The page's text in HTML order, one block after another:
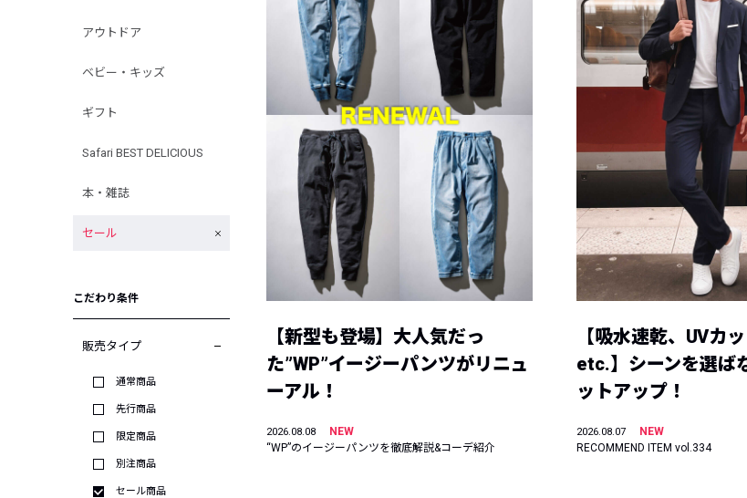
アウトドア
ベビー・キッズ
ギフト
Safari BEST DELICIOUS
本・雑誌
セール
こだわり条件
販売タイプ
通常商品
先行商品
限定商品
別注商品
セール商品
【新型も登場】大人気だっ
た”WP”イージーパンツがリニュ
ーアル！
2026.08.08
NEW
“WP”のイージーパンツを徹底解説&コーデ紹介
【吸水速乾、UVカ
etc.】シーンを選ば
ットアップ！
2026.08.07
NEW
RECOMMEND ITEM vol.334